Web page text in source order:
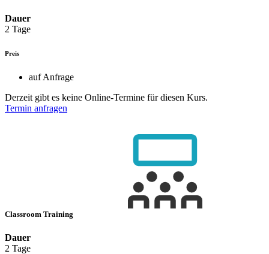
Dauer
2 Tage
Preis
auf Anfrage
Derzeit gibt es keine Online-Termine für diesen Kurs.
Termin anfragen
Classroom Training
Dauer
2 Tage